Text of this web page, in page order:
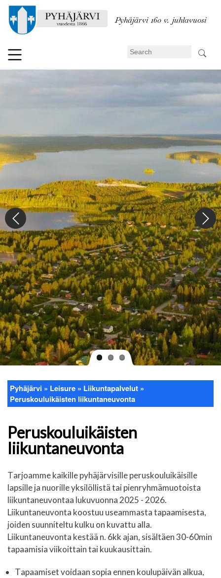
toPyhäjärvi 160 v. juhlavuosi
Search
Breadcrumb
Pyhäjärvi Leisure
Liikuntapalvelut
Peruskouluikäisten liikuntaneuvonta
Peruskouluikäisten
liikuntaneuvonta
Tarjoamme kaikille pyhäjärvisille peruskouluikäisille
lapsille ja nuorille yksilöllistä tai pienryhmämuotoista
liikuntaneuvontaa lukuvuonna 2025 - 2026.
Liikuntaneuvonta koostuu useammasta tapaamisesta,
joiden suunniteltu kulku on kuvattu alla.
Liikuntaneuvonta kestää n. 6kk ajan, sisältäen 30-60min
tapaamisia viikoittain tai kuukausittain.
Tapaamiset voidaan sopia ennen koulupäivän alkua,